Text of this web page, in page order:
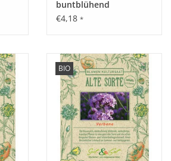
als Schnittblume, jedoch auch ein
und zwischen Stauden.
geeignet.
buntblühend
€4,18 *
BIO